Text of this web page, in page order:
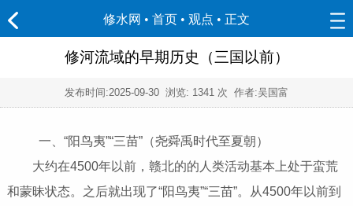
修水网 • 首页 • 观点 • 正文
修河流域的早期历史（三国以前）
发布时间:2025-09-30 浏览: 1341 次 作者:吴国富
一、“阳鸟夷”“三苗”（尧舜禹时代至夏朝）
大约在4500年以前，赣北的的人类活动基本上处于蛮荒
和蒙昧状态。之后就出现了“阳鸟夷”“三苗”。从4500年以前到